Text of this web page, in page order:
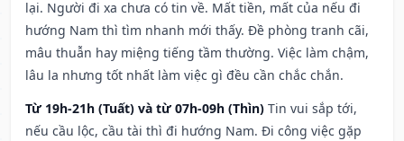
lại. Người đi xa chưa có tin về. Mất tiền, mất của nếu đi
hướng Nam thì tìm nhanh mới thấy. Đề phòng tranh cãi,
mâu thuẫn hay miệng tiếng tầm thường. Việc làm chậm,
lâu la nhưng tốt nhất làm việc gì đều cần chắc chắn.
Từ 19h-21h (Tuất) và từ 07h-09h (Thìn) Tin vui sắp tới,
nếu cầu lộc, cầu tài thì đi hướng Nam. Đi công việc gặp